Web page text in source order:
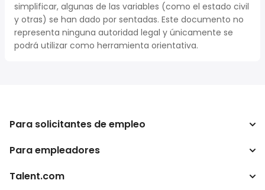
simplificar, algunas de las variables (como el estado civil
y otras) se han dado por sentadas. Este documento no
representa ninguna autoridad legal y únicamente se
podrá utilizar como herramienta orientativa.
Para solicitantes de empleo
Buscador de trabajo
Para empleadores
Empresa
Talent.com